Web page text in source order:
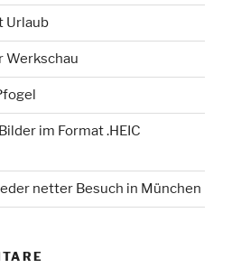
Urlaub
Werkschau
im Format .HEIC
netter Besuch in München